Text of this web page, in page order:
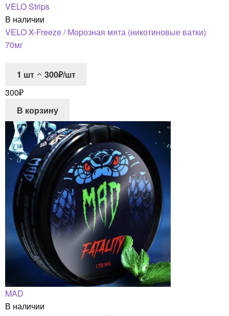
VELO Strips
В наличии
VELO X-Freeze / Морозная мята (никотиновые ватки)
70мг
1 шт
300₽/шт
300₽
В корзину
MAD
В наличии